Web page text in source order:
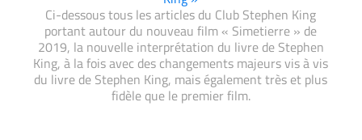
Ci-dessous tous les articles du Club Stephen King
portant autour du nouveau film « Simetierre » de
2019, la nouvelle interprétation du livre de Stephen
King, à la fois avec des changements majeurs vis à vis
du livre de Stephen King, mais également très et plus
fidèle que le premier film.